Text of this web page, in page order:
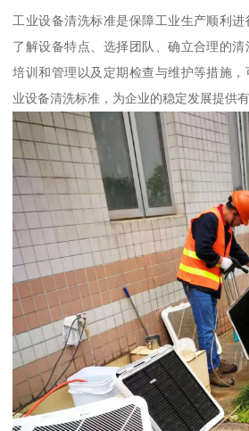
工业设备清洗标准是保障工业生产顺利
了解设备特点、选择团队、确立合理的
培训和管理以及定期检查与维护等措施
业设备清洗标准，为企业的稳定发展提供有